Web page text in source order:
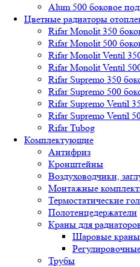
Alum 500 боковое
Цветные радиаторы
Rifar Monolit 350
Rifar Monolit 500
Rifar Monolit Ventil
Rifar Monolit Ventil
Rifar Supremo 350
Rifar Supremo 500
Rifar Supremo Ventil
Rifar Supremo Ventil
Rifar Tubog
Комплектующие
Антифриз
Кронштейны
Воздуховодчики,
Монтажные
Термостатические
Полотенцедержатели
Краны для
Шаровые
Трубы